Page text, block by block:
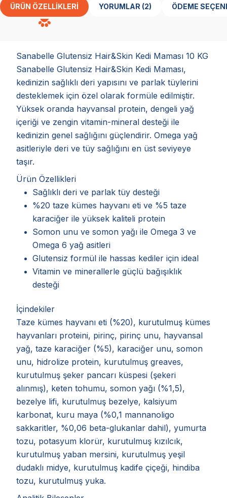
ÜRÜN ÖZELLIKLERI YORUMLAR (2) ÖDEME
Sanabelle Glutensiz Hair&Skin Kedi Maması 10 KG
Sanabelle Glutensiz Hair&Skin Kedi Maması,
kedinizin sağlıklı deri yapısını ve parlak tüylerini
desteklemek için özel olarak formüle edilmiştir.
Yüksek oranda hayvansal protein, dengeli yağ
içeriği ve zengin vitamin-mineral desteği ile
kedinizin genel sağlığını güçlendirir. Omega yağ
asitleriyle deri ve tüy sağlığını en üst seviyeye
taşır.
Ürün Özellikleri
Sağlıklı deri ve parlak tüy desteği
%20 taze kümes hayvanı eti ve %5 taze
karaciğer ile yüksek kaliteli protein
Somon unu ve somon yağı ile Omega 3 ve
Omega 6 yağ asitleri
Glutensiz formül ile hassas kediler için ideal
Vitamin ve minerallerle güçlü bağışıklık
desteği
İçindekiler
Taze kümes hayvanı eti (%20), kurutulmuş kümes
hayvanları proteini, pirinç, pirinç unu, hayvansal
yağ, taze karaciğer (%5), karaciğer unu, somon
unu, hidrolize protein, kurutulmuş greaves,
kurutulmuş şeker pancarı küspesi (şekeri
alınmış), keten tohumu, somon yağı (%1,5),
bezelye lifi, kurutulmuş bezelye, kalsiyum
karbonat, kuru maya (%0,1 mannanoligo
sakkaritler, %0,06 beta-glukanlar dahil), yumurta
tozu, potasyum klorür, kurutulmuş kızılcık,
kurutulmuş yaban mersini, kurutulmuş yeşil
dudaklı midye, kurutulmuş kadife çiçeği, hindiba
tozu, kurutulmuş yuka.